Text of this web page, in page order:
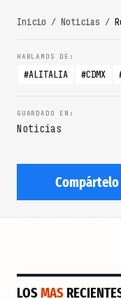
Inicio / Noticias /
ALITALIA CDMX
Noticias
Compártelo
LOSMAS